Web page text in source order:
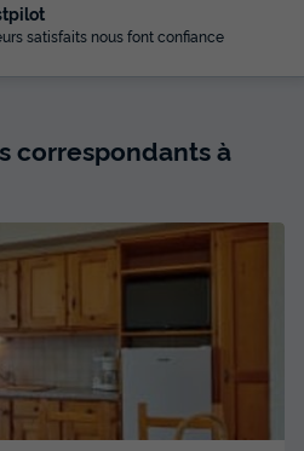
satisfaits nous font confiance
correspondants à